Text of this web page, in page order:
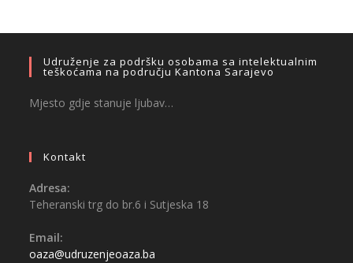
Udruženje za podršku osobama sa intelektualnim
teškoćama na području Kantona Sarajevo
Mjesto gdje stanuje ljubav…
Kontakt
Adresa:
Teheranski trg do br.6 i Sutjeska 18
Email:
oaza@udruzenjeoaza.ba